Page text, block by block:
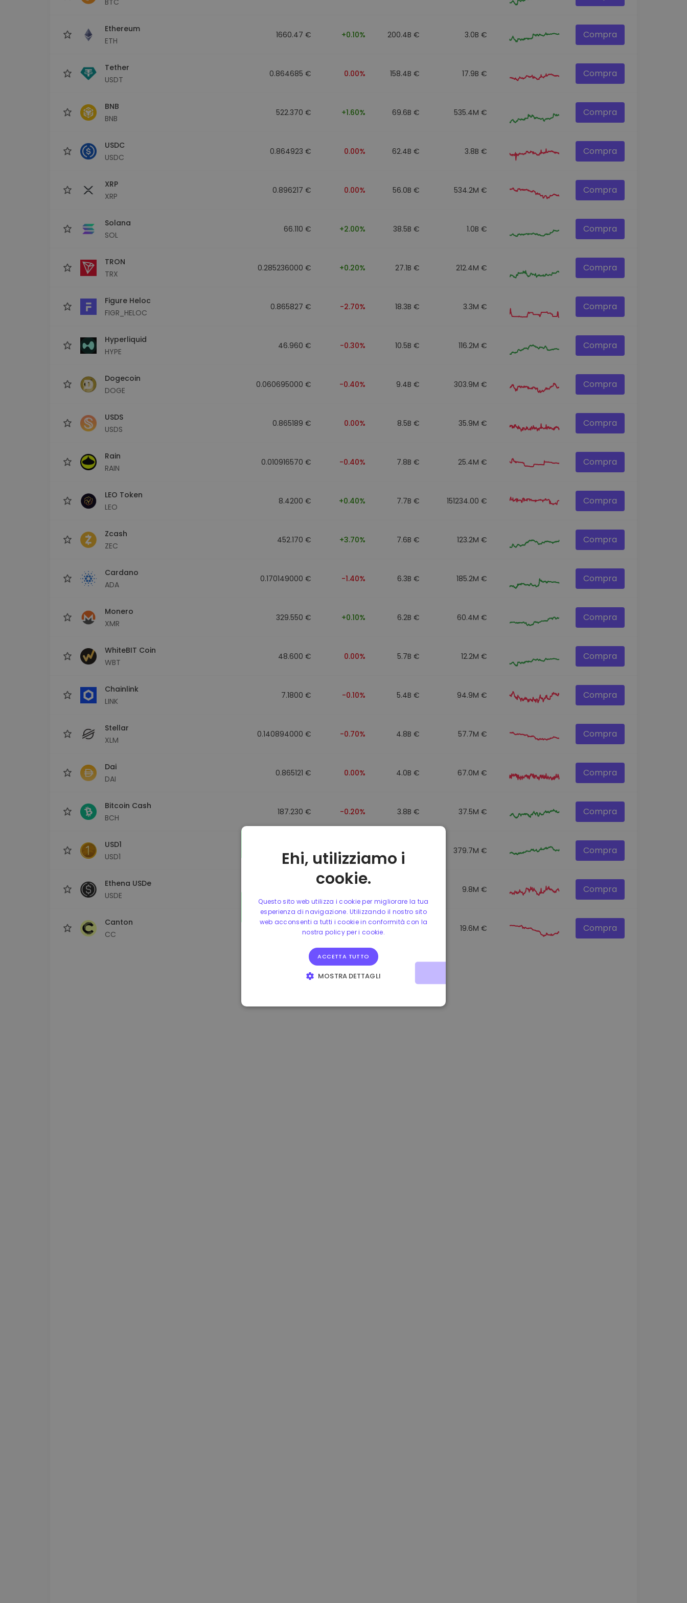
Ethereum
ETH
1660.47 € +0.10% 200.4B € 3.0B € Compra
Tether
USDT
0.864685 € 0.00% 158.4B € 17.9B € Compra
BNB
BNB
522.370 € +1.60% 69.6B € 535.4M € Compra
USDC
USDC
0.864923 € 0.00% 62.4B € 3.8B € Compra
XRP
XRP
0.896217 € 0.00% 56.0B € 534.2M € Compra
Solana
SOL
66.110 € +2.00% 38.5B € 1.0B € Compra
TRON
TRX
0.285236000 € +0.20% 27.1B € 212.4M € Compra
Figure Heloc
FIGR_HELOC
0.865827 € -2.70% 18.3B € 3.3M € Compra
Hyperliquid
HYPE
46.960 € -0.30% 10.5B € 116.2M € Compra
Dogecoin
DOGE
0.060695000 € -0.40% 9.4B € 303.9M € Compra
USDS
USDS
0.865189 € 0.00% 8.5B € 35.9M € Compra
Rain
RAIN
0.010916570 € -0.40% 7.8B € 25.4M € Compra
LEO Token
LEO
8.4200 € +0.40% 7.7B € 151234.00 € Compra
Zcash
ZEC
452.170 € +3.70% 7.6B € 123.2M € Compra
Cardano
ADA
0.170149000 € -1.40% 6.3B € 185.2M € Compra
Monero
XMR
329.550 € +0.10% 6.2B € 60.4M € Compra
WhiteBIT Coin
WBT
48.600 € 0.00% 5.7B € 12.2M € Compra
Chainlink
LINK
7.1800 € -0.10% 5.4B € 94.9M € Compra
Stellar
XLM
0.140894000 € -0.70% 4.8B € 57.7M € Compra
Dai
DAI
0.865121 € 0.00% 4.0B € 67.0M € Compra
Bitcoin Cash
BCH
187.230 € -0.20% 3.8B € 37.5M € Compra
USD1
USD1
0.864947 € 0.00% 3.5B € 379.7M € Compra
Ethena USDe
USDE
9.8M € Compra
Canton
CC
+6.10% 19.6M € Compra
Ehi, utilizziamo i
cookie.
Questo sito web utilizza i cookie per migliorare la tua
esperienza di navigazione. Utilizzando il nostro sito
web acconsenti a tutti i cookie in conformità con la
nostra policy per i cookie.
ACCETTA TUTTO
MOSTRA DETTAGLI